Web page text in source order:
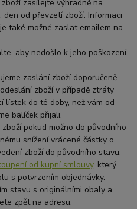
zasílejte výhradně na
den od převzetí zboží. Informaci
také možné zaslat emailem na
aby nedošlo k jeho poškození
zaslání zboží doporučeně,
zboží v případě ztráty
lístek do té doby, než vám od
balíček přijali.
pokud možno do původního
snížení vrácené částky o
zboží do původního stavu.
od kupní smlouvy, který
s potvrzením objednávky.
stavu s originálními obaly a
zpět na adresu: